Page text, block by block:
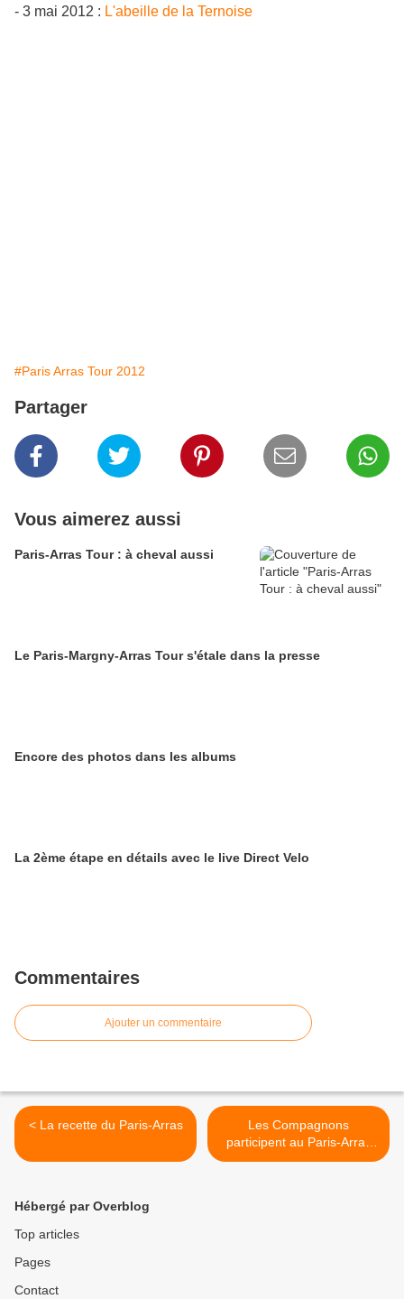
- 3 mai 2012 : L'abeille de la Ternoise
#Paris Arras Tour 2012
Partager
Vous aimerez aussi
Paris-Arras Tour : à cheval aussi
Le Paris-Margny-Arras Tour s'étale dans la presse
Encore des photos dans les albums
La 2ème étape en détails avec le live Direct Velo
Commentaires
Ajouter un commentaire
< La recette du Paris-Arras
Les Compagnons
participent au Paris-Arras
Tour >
Hébergé par Overblog
Top articles
Pages
Contact